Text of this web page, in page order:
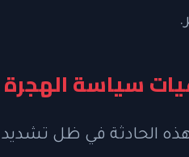
سياسة
هذه الحادثة في ظل